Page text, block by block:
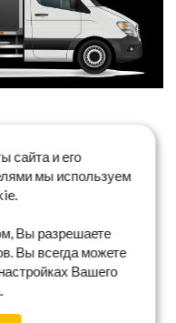
сайта и его
мы используем
Вы разрешаете
Вы всегда можете
Вашего